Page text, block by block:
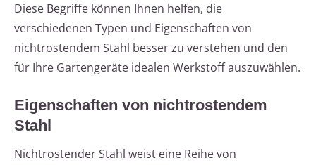
Diese Begriffe können Ihnen helfen, die
verschiedenen Typen und Eigenschaften von
nichtrostendem Stahl besser zu verstehen und den
für Ihre Gartengeräte idealen Werkstoff auszuwählen.
Eigenschaften von nichtrostendem
Stahl
Nichtrostender Stahl weist eine Reihe von